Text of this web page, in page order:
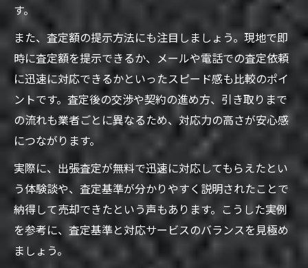
す。
また、査定額の提示方法にも注目しましょう。現地で即
時に査定額を提示できるか、メールや電話での査定依頼
に迅速に対応できるかといったスピード感も比較のポイ
ントです。査定後の交渉や契約の進め方、引き取りまで
の流れも業者ごとに異なるため、対応力の高さが安心感
につながります。
実際に、出張査定が無料で迅速に対応してもらえたとい
う体験談や、査定基準が分かりやすく説明されたことで
納得して売却できたという声もあります。こうした実例
を参考に、査定基準と対応サービスのバランスを見極め
ましょう。